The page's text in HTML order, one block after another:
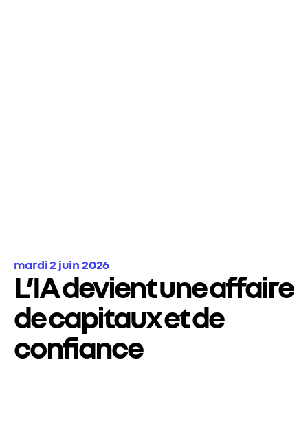
mardi 2 juin 2026
L’IA devient une affaire
de capitaux et de
confiance